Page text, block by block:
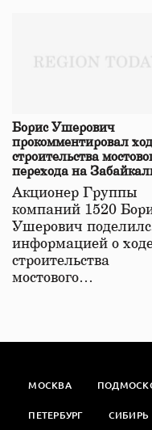
Борис Ушерович
прокомментировал ход
строительства
перехода на
железной дороге
Акционер Группы
компаний 1520
Ушерович
информацией о
строительства
мостового…
МОСКВА
ПЕТЕРБУРГ СИБИРЬ